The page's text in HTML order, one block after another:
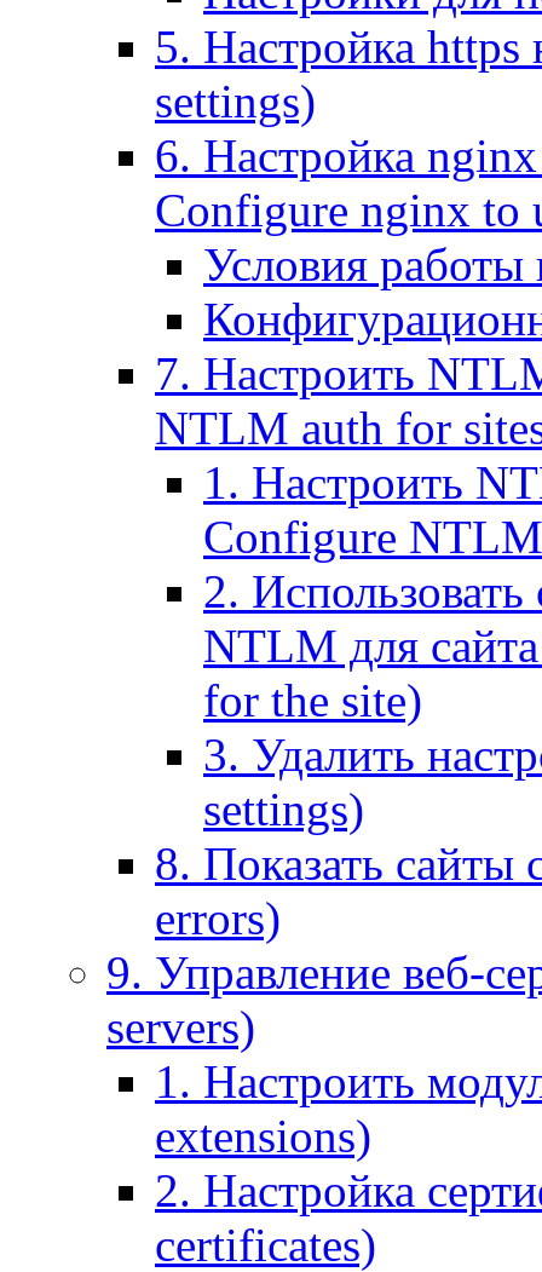
5. Настройка https
settings)
6. Настройка
Configure nginx to
Условия работы
7. Настроить
NTLM auth for
1. Настроить
Configure
2.
NTLM для
for the site)
3. Удалить
settings)
8. Показать
errors)
9. Управление веб-
servers)
1. Настроить
extensions)
2. Настройка
certificates)